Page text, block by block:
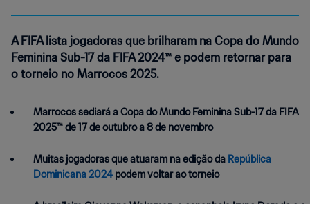
A FIFA lista jogadoras que brilharam na Copa do Mundo
Feminina Sub-17 da FIFA 2024™ e podem retornar para
o torneio no Marrocos 2025.
Marrocos sediará a Copa do Mundo Feminina Sub-17 da FIFA
2025™ de 17 de outubro a 8 de novembro
Muitas jogadoras que atuaram na edição da República
Dominicana 2024 podem voltar ao torneio